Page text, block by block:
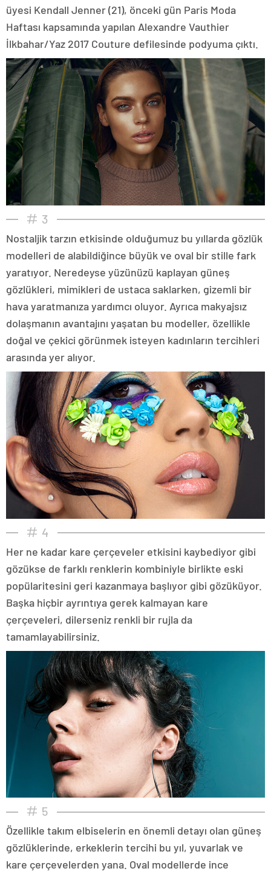
üyesi Kendall Jenner (21), önceki gün Paris Moda
Haftası kapsamında yapılan Alexandre Vauthier
İlkbahar/Yaz 2017 Couture defilesinde podyuma çıktı.
3
Nostaljik tarzın etkisinde olduğumuz bu yıllarda gözlük
modelleri de alabildiğince büyük ve oval bir stille fark
yaratıyor. Neredeyse yüzünüzü kaplayan güneş
gözlükleri, mimikleri de ustaca saklarken, gizemli bir
hava yaratmanıza yardımcı oluyor. Ayrıca makyajsız
dolaşmanın avantajını yaşatan bu modeller, özellikle
doğal ve çekici görünmek isteyen kadınların tercihleri
arasında yer alıyor.
4
Her ne kadar kare çerçeveler etkisini kaybediyor gibi
gözükse de farklı renklerin kombiniyle birlikte eski
popülaritesini geri kazanmaya başlıyor gibi gözüküyor.
Başka hiçbir ayrıntıya gerek kalmayan kare
çerçeveleri, dilerseniz renkli bir rujla da
tamamlayabilirsiniz.
5
Özellikle takım elbiselerin en önemli detayı olan güneş
gözlüklerinde, erkeklerin tercihi bu yıl, yuvarlak ve
kare çerçevelerden yana. Oval modellerde ince